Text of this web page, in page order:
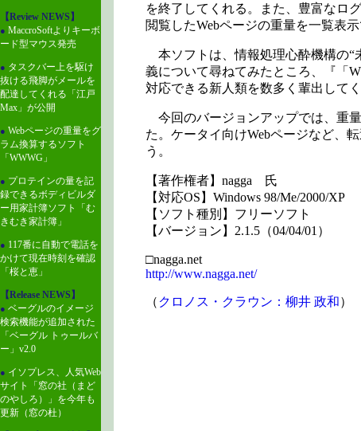
【Review NEWS】
● MaccroSoftよりキーボ
ード型マウス発売
● タスクバー上を駆け
抜ける飛脚がメールを
配達してくれる「江戸
Max」が公開
● Webページの重量をグ
ラム換算するソフト
「WWWG」
● プロテインの量を記
録できるボディビルダ
ー用家計簿ソフト「む
きむき家計簿」
● 117番に自動で電話を
かけて現在時刻を確認
「桜と恵」
【Release NEWS】
● ベーグルのイメージ
検索機能が追加された
「ベーグル トゥールバ
ー」v2.0
● イソプレス、人気Web
サイト「窓の社（まど
のやしろ）」を今年も
更新（窓の杜）
を終了してくれる。また、豊富なロ
閲覧したWebページの重量を一覧表示
本ソフトは、情報処理心酔機構の“
義について尋ねてみたところ、『「
対応できる新人類を数多く輩出して
今回のバージョンアップでは、重
た。ケータイ向けWebページなど、
う。
【著作権者】nagga 氏
【対応OS】Windows 98/Me/2000/XP
【ソフト種別】フリーソフト
【バージョン】2.1.5（04/04/01）
□nagga.net
http://www.nagga.net/
（ クロノス・クラウン：柳井 政和）